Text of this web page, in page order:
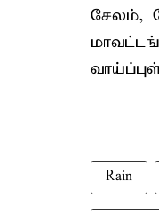
சேலம்,
Rain